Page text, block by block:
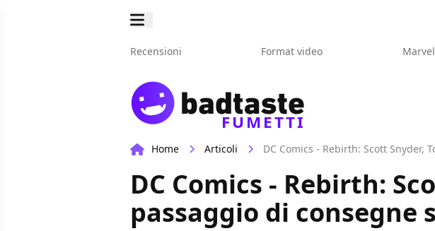
Recensioni Format video Marvel
FUMETTI
Home Articoli DC Comics - Rebirth: Scott Snyder,
DC Comics - Rebirth:
passaggio di consegne